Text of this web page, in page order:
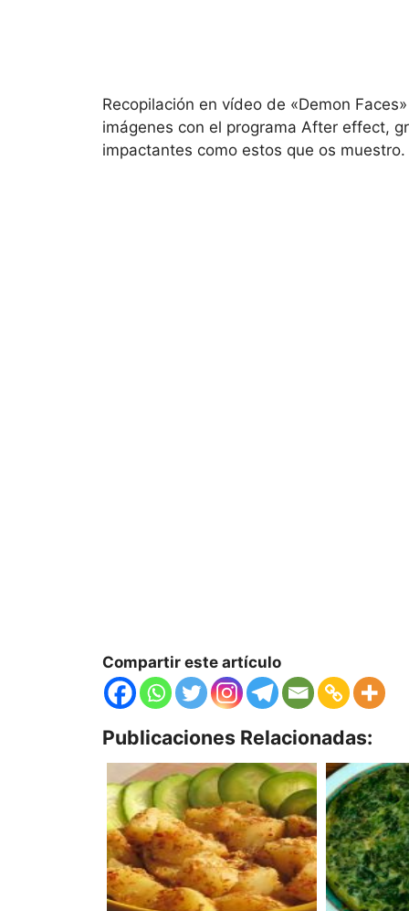
Recopilación en vídeo de «Demon
imágenes con el programa After effect,
impactantes como estos que os muestro.
Compartir este artículo
Publicaciones Relacionadas: